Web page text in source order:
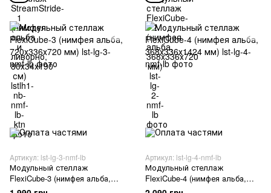
Артикул: lst-lg-3-nmf-lb
Модульный стеллаж
FlexiCube-3 (нимфея альба,
720х336х720 мм)
Артикул: lst-lg-4-nmf-lb
Модульный стеллаж
FlexiCube-4 (нимфея альба,
368х336х1424 мм)